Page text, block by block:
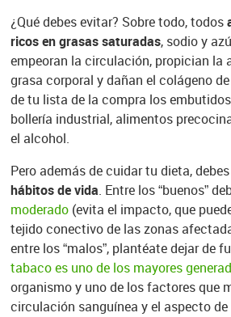
¿Qué debes evitar? Sobre todo, todos
ricos en grasas saturadas, sodio y
empeoran la circulación, propician la
grasa corporal y dañan el colágeno
de tu lista de la compra los
bollería industrial, alimentos
el alcohol.
Pero además de cuidar tu dieta, debes
hábitos de vida. Entre los “buenos”
moderado(evita el impacto, que
tejido conectivo de las zonas
entre los “malos”, plantéate dejar de
tabaco es uno de los mayores
organismo y uno de los factores que
circulación sanguínea y el aspecto de